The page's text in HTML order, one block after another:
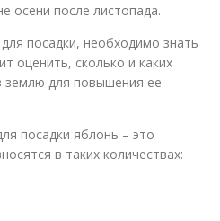
осени после листопада.
посадки, необходимо знать
оценить, сколько и каких
землю для повышения ее
посадки яблонь – это
в таких количествах: